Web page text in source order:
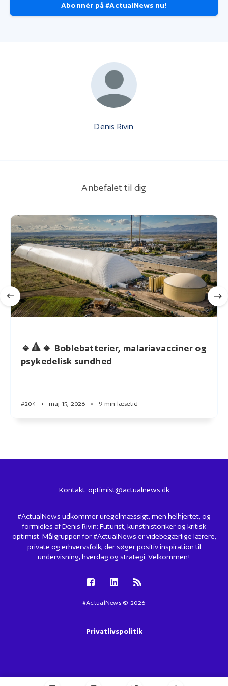
Abonnér på #ActualNews nu!
Denis Rivin
Anbefalet til dig
🔹🔺🔸 Boblebatterier, malariavacciner og
psykedelisk sundhed
#204 • maj 15, 2026 • 9 min læsetid
Kontakt: optimist@actualnews.dk
#ActualNews udkommer uregelmæssigt, men helhjertet, og
formidles af Denis Rivin: Futurist, kunsthistoriker og kritisk
optimist. Målgruppen for #ActualNews er videbegærlige lærere,
private og erhvervsfolk, der søger positiv inspiration til
undervisning, hverdag og strategi. Velkommen!
#ActualNews © 2026
Privatlivspolitik